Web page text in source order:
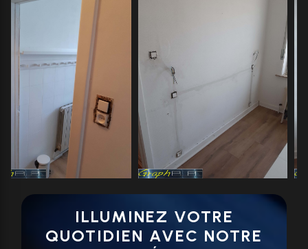
ILLUMINEZ VOTRE
QUOTIDIEN AVEC NOTRE